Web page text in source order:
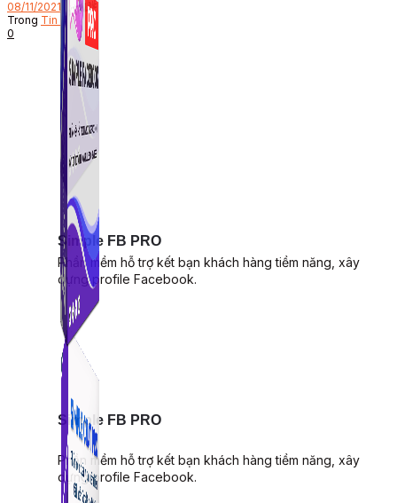
Simple FB PRO
Phần mềm hỗ trợ kết bạn khách hàng tiềm năng, xây
dựng profile Facebook.
Simple FB PRO
Phần mềm hỗ trợ kết bạn khách hàng tiềm năng, xây
dựng profile Facebook.
08/11/2021
Trong Tin Tức
0